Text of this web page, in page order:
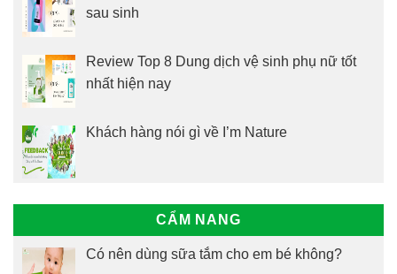
sau sinh
Review Top 8 Dung dịch vệ sinh phụ nữ tốt
nhất hiện nay
Khách hàng nói gì về I’m Nature
CẨM NANG
Có nên dùng sữa tắm cho em bé không?